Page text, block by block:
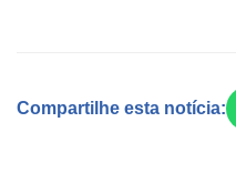
Compartilhe esta notícia: